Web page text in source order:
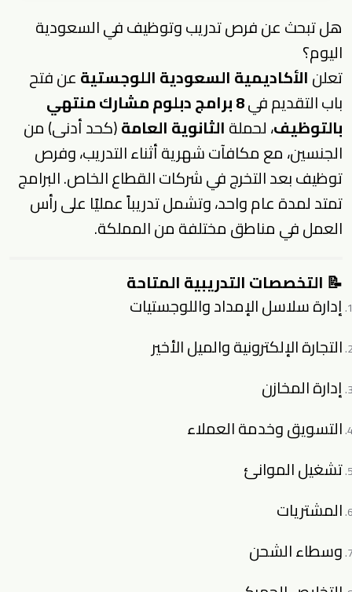
هل تبحث عن فرص تدريب وتوظيف في السعودية
اليوم؟
تعلنالأكاديمية السعودية اللوجستيةعن فتح
باب التقديم في 8 برامج دبلوم مشارك منتهي
بالتوظيف، لحملةالثانوية العامة(كحد أدنى) من
الجنسين، مع مكافآت شهرية أثناء التدريب، وفرص
توظيف بعد التخرج في شركات القطاع الخاص. البرامج
تمتد لمدة عام واحد، وتشمل تدريباً عمليًا على رأس
العمل في مناطق مختلفة من المملكة.
📝 التخصصات التدريبية المتاحة
إدارة سلاسل الإمداد واللوجستيات
التجارة الإلكترونية والميل الأخير
إدارة المخازن
التسويق وخدمة العملاء
تشغيل الموانئ
المشتريات
وسطاء الشحن